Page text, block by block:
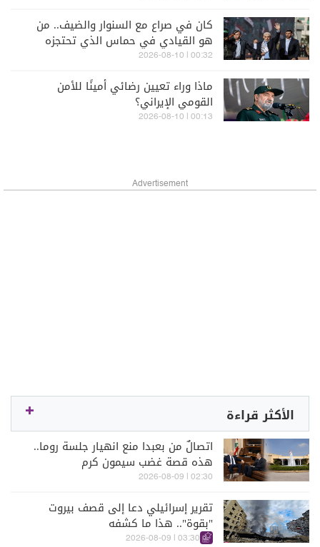
كان في صراع مع السنوار والضيف.. من
هو القيادي في حماس الذي تحتجزه
إسرائيل؟
00:32 | 2026-08-10
ماذا وراء تعيين رضائي أمينًا للأمن
القومي الإيراني؟
00:13 | 2026-08-10
Advertisement
الأكثر قراءة
اتصالٌ من بعبدا منع انهيار جلسة روما..
هذه قصة غضب سيمون كرم
02:30 | 2026-08-09
تقرير إسرائيلي دعا إلى قصف بيروت
"بقوة".. هذا ما كشفه
03:30 | 2026-08-09